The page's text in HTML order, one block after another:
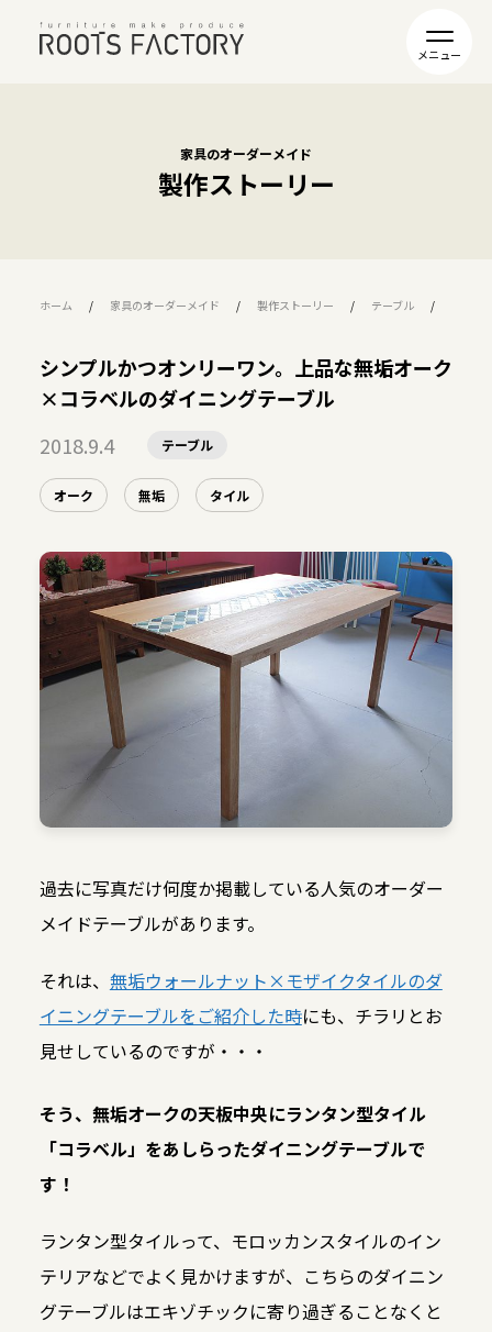
家具のオーダーメイド
製作ストーリー
ホーム 家具のオーダーメイド 製作ストーリー テーブル
シンプルかつオンリーワン。上品な無垢オーク
×コラベルのダイニングテーブル
2018.9.4
テーブル
オーク 無垢 タイル
過去に写真だけ何度か掲載している人気のオーダー
メイドテーブルがあります。
それは、 無垢ウォールナット×モザイクタイルのダ
イニングテーブルをご紹介した時にも、チラリとお
見せしているのですが・・・
そう、無垢オークの天板中央にランタン型タイル
「コラベル」をあしらったダイニングテーブルで
す！
ランタン型タイルって、モロッカンスタイルのイン
テリアなどでよく見かけますが、こちらのダイニン
グテーブルはエキゾチックに寄り過ぎることなくと